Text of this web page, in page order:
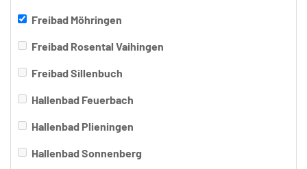
Freibad Möhringen
Freibad Rosental Vaihingen
Freibad Sillenbuch
Hallenbad Feuerbach
Hallenbad Plieningen
Hallenbad Sonnenberg